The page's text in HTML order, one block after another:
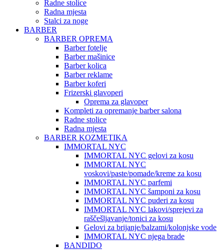
Radne stolice
Radna mjesta
Stalci za noge
BARBER
BARBER OPREMA
Barber fotelje
Barber mašinice
Barber kolica
Barber reklame
Barber koferi
Frizerski glavoperi
Oprema za glavoper
Kompleti za opremanje barber salona
Radne stolice
Radna mjesta
BARBER KOZMETIKA
IMMORTAL NYC
IMMORTAL NYC gelovi za kosu
IMMORTAL NYC
voskovi/paste/pomade/kreme za kosu
IMMORTAL NYC parfemi
IMMORTAL NYC šamponi za kosu
IMMORTAL NYC puderi za kosu
IMMORTAL NYC lakovi/sprejevi za
raščešljavanje/tonici za kosu
Gelovi za brijanje/balzami/kolonjske vode
IMMORTAL NYC njega brade
BANDIDO